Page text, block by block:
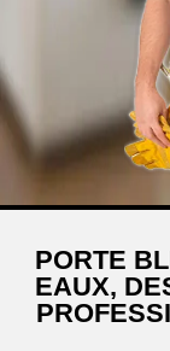
PORTE
EAUX,